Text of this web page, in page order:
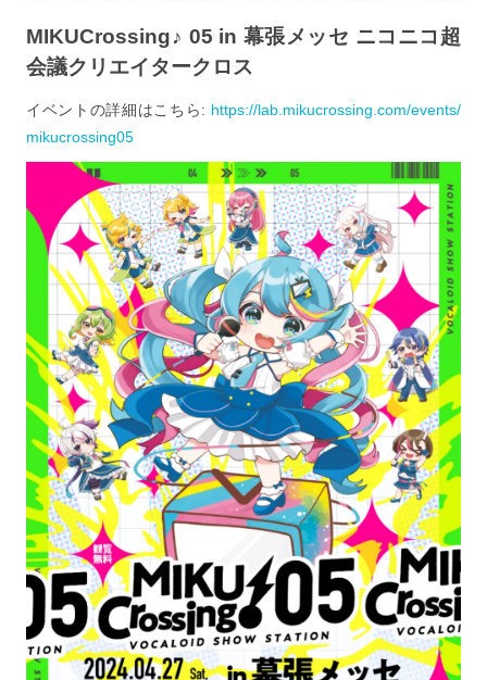
MIKUCrossing♪ 05 in 幕張メッセ ニコニコ超
会議クリエイタークロス
イベントの詳細はこちら: https://lab.mikucrossing.com/events/
mikucrossing05